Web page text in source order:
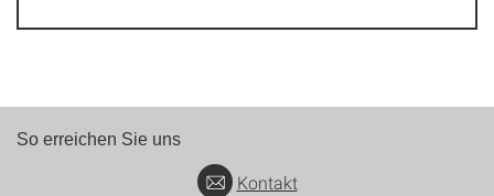
So erreichen Sie uns
Kontakt